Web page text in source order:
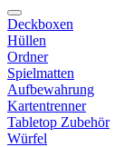
Deckboxen
Hüllen
Ordner
Spielmatten
Aufbewahrung
Kartentrenner
Tabletop Zubehör
Würfel